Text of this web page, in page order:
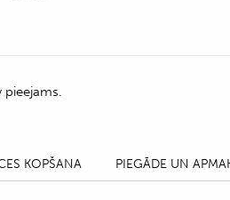
pieejams.
KOPŠANA PIEGĀDE UN